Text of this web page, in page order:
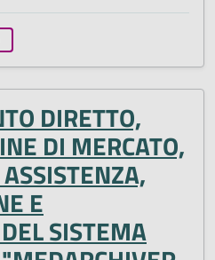
DIRETTO,
DI MERCATO,
E
SISTEMA